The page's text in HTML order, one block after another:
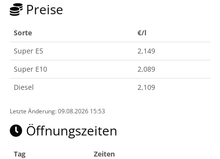
Preise
Sorte
€/l
Super E5
2,149
Super E10
2,089
Diesel
2,109
Letzte Änderung: 09.08.2026 15:53
Öffnungszeiten
Tag
Zeiten